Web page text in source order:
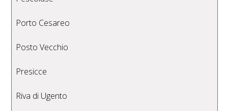
Porto Cesareo
Posto Vecchio
Presicce
Riva di Ugento